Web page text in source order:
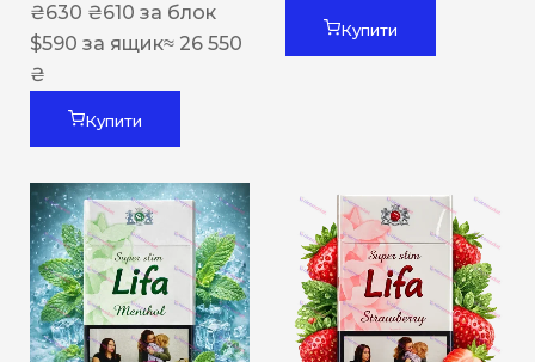
₴630 ₴610 за блок
$590 за ящик≈ 26 550
₴
Купити
Купити